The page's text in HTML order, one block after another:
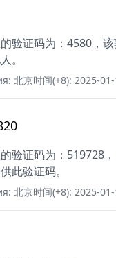
的验证码为：4580，
。
北京时间(+8): 2025-
的验证码为：519728
此验证码。
北京时间(+8): 2025-